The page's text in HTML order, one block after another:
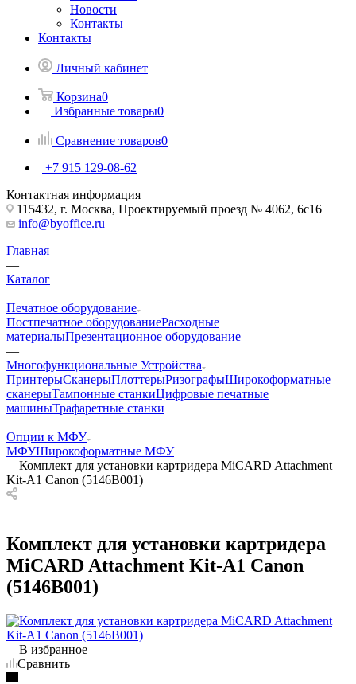
Новости
Контакты
Контакты
Личный кабинет
Корзина0
Избранные товары0
Сравнение товаров0
+7 915 129-08-62
Контактная информация
115432, г. Москва, Проектируемый проезд № 4062, 6с16
info@byoffice.ru
Главная
—
Каталог
—
Печатное оборудование
Постпечатное оборудованиеРасходные
материалыПрезентационное оборудование
—
Многофункциональные Устройства
ПринтерыСканерыПлоттерыРизографыШирокоформатные
сканерыТампонные станкиЦифровые печатные
машиныТрафаретные станки
—
Опции к МФУ
МФУШирокоформатные МФУ
—Комплект для установки картридера MiCARD Attachment
Kit-A1 Canon (5146B001)
Комплект для установки картридера
MiCARD Attachment Kit-A1 Canon
(5146B001)
В избранное
Сравнить